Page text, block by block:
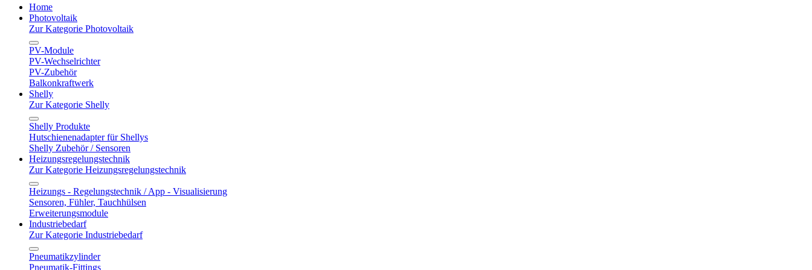
Home
Photovoltaik
Zur Kategorie Photovoltaik
PV-Module
PV-Wechselrichter
PV-Zubehör
Balkonkraftwerk
Shelly
Zur Kategorie Shelly
Shelly Produkte
Hutschienenadapter für Shellys
Shelly Zubehör / Sensoren
Heizungsregelungstechnik
Zur Kategorie Heizungsregelungstechnik
Heizungs - Regelungstechnik / App - Visualisierung
Sensoren, Fühler, Tauchhülsen
Erweiterungsmodule
Industriebedarf
Zur Kategorie Industriebedarf
Pneumatikzylinder
Pneumatik-Fittings